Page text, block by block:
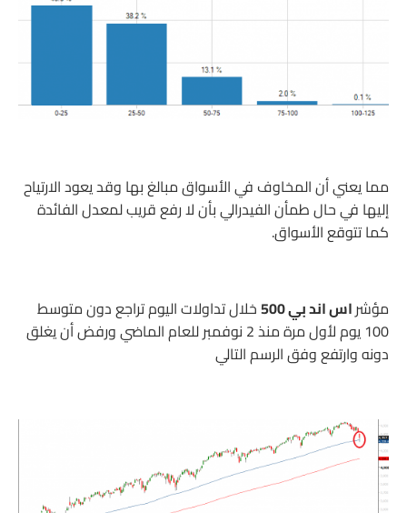
مما يعني أن المخاوف في الأسواق مبالغ بها وقد يعود الارتياح
إليها في حال طمأن الفيدرالي بأن لا رفع قريب لمعدل الفائدة
كما تتوقع الأسواق.
مؤشراس اند بي 500
خلال تداولات اليوم تراجع دون متوسط
100 يوم لأول مرة منذ 2 نوفمبر للعام الماضي ورفض أن يغلق
دونه وارتفع وفق الرسم التالي